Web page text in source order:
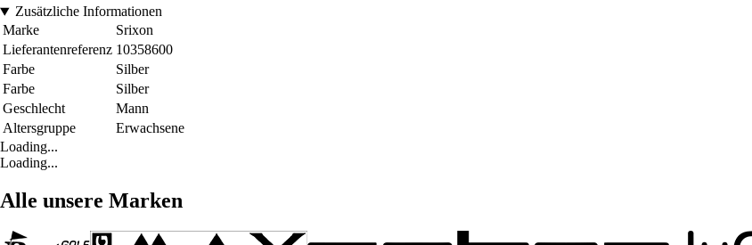
Zusätzliche Informationen
Marke
Srixon
Lieferantenreferenz 10358600
Farbe
Silber
Farbe
Silber
Geschlecht
Mann
Altersgruppe
Erwachsene
Loading...
Loading...
Alle unsere Marken